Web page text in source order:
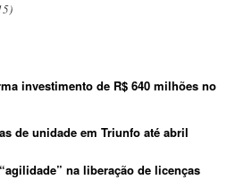
investimento de R$ 640 milhões no
de unidade em Triunfo até abril
na liberação de licenças